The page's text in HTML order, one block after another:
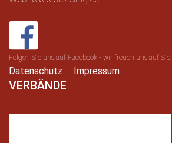
Folgen Sie uns auf Facebook - wir freuen uns auf Sie!
Datenschutz Impressum
VERBÄNDE